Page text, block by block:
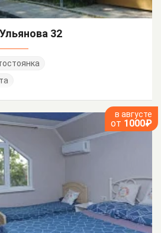
32
в августе
от 1000₽